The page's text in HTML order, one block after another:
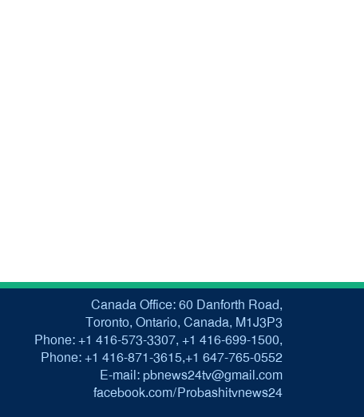
Canada Office: 60 Danforth Road,
Toronto, Ontario, Canada, M1J3P3
Phone: +1 416-573-3307, +1 416-699-1500,
Phone: +1 416-871-3615,+1 647-765-0552
E-mail: pbnews24tv@gmail.com
facebook.com/Probashitvnews24